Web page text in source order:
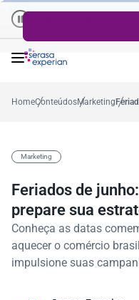
| Recuperação de Crédito
Cadastro Positivo
HomeConteúdosMarketing
Marketing
Feriados de
prepare sua
Conheça as datas
aquecer o comércio
impulsione suas